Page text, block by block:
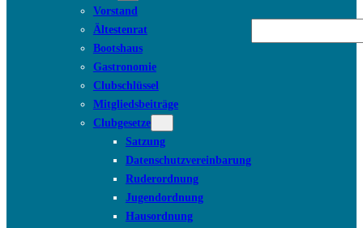
Vorstand
Ältestenrat
Bootshaus
Gastronomie
Clubschlüssel
Mitgliedsbeiträge
Clubgesetze
Satzung
Datenschutzvereinbarung
Ruderordnung
Jugendordnung
Hausordnung